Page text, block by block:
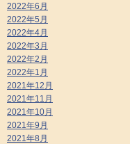
2022年6月
2022年5月
2022年4月
2022年3月
2022年2月
2022年1月
2021年12月
2021年11月
2021年10月
2021年9月
2021年8月